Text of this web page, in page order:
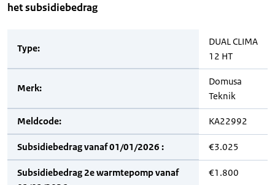
het subsidiebedrag
Type:
DUAL CLIMA
12 HT
Merk:
Domusa
Teknik
Meldcode: KA22992
Subsidiebedrag vanaf 01/01/2026 : €3.025
Subsidiebedrag 2e warmtepomp vanaf
€1.800